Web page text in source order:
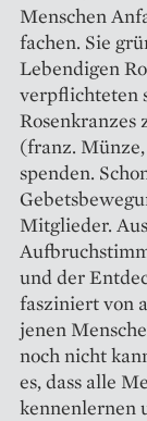
Menschen
fachen. Sie
Lebendigen
verpflichteten
Rosenkranzes
(franz.
spenden.
Mitglieder.
und der
fasziniert von
jenen
noch nicht
es, dass alle
kennenlernen